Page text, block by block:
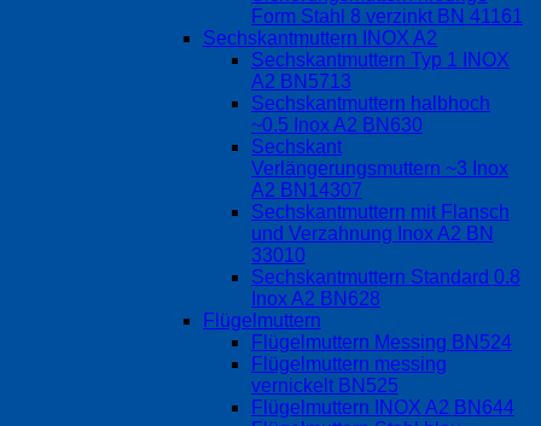
Form Stahl 8 verzinkt BN 41161
Sechskantmuttern INOX A2
Sechskantmuttern Typ 1 INOX
A2 BN5713
Sechskantmuttern halbhoch
~0.5 Inox A2 BN630
Sechskant
Verlängerungsmuttern ~3 Inox
A2 BN14307
Sechskantmuttern mit Flansch
und Verzahnung Inox A2 BN
33010
Sechskantmuttern Standard 0.8
Inox A2 BN628
Flügelmuttern
Flügelmuttern Messing BN524
Flügelmuttern messing
vernickelt BN525
Flügelmuttern INOX A2 BN644